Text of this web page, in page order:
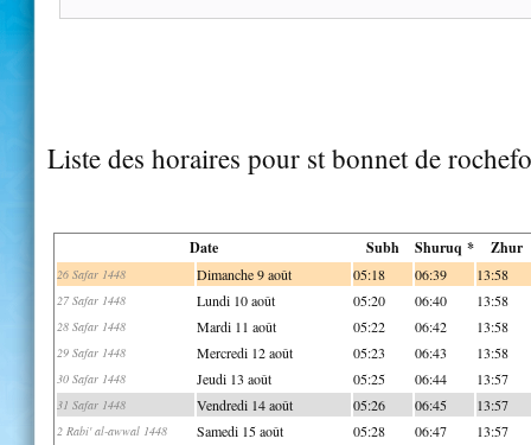
Liste des horaires pour st bonnet de
Date Subh Shuruq * Zhur
26 Safar 1448 Dimanche 9 août 05:18 06:39 13:58
27 Safar 1448 Lundi 10 août 05:20 06:40 13:58
28 Safar 1448 Mardi 11 août 05:22 06:42 13:58
29 Safar 1448 Mercredi 12 août 05:23 06:43 13:58
30 Safar 1448 Jeudi 13 août 05:25 06:44 13:57
31 Safar 1448 Vendredi 14 août 05:26 06:45 13:57
2 Rabi' al-awwal 1448 Samedi 15 août 05:28 06:47 13:57